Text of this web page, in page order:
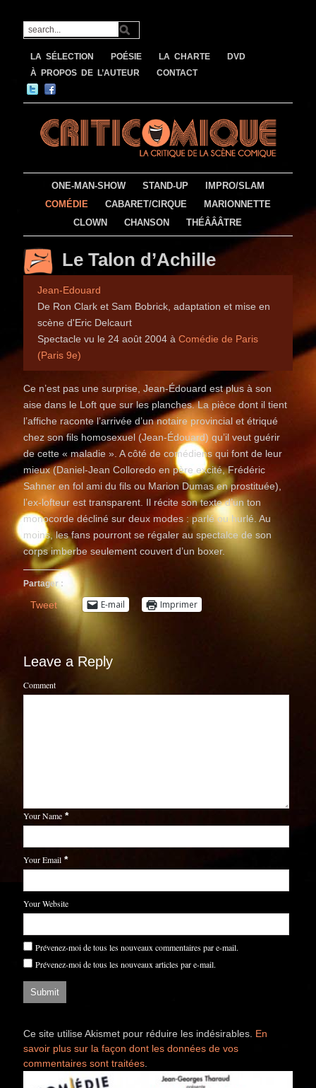
LA SÉLECTION POÉSIE LA CHARTE
DVD
À PROPOS DE L’AUTEUR
CONTACT
ONE-MAN-SHOW STAND-UP
IMPRO/SLAM
COMÉDIE
CABARET/CIRQUE
MARIONNETTE
CLOWN
CHANSON THÉÂÂÂTRE
Le Talon d’Achille
Jean-Edouard
De Ron Clark et Sam Bobrick, adaptation et mise en
scène d'Eric Delcaurt
Spectacle vu le 24 août 2004 àComédie de Paris
(Paris 9e)
Ce n’est pas une surprise, Jean-Édouard est plus à son
aise dans le Loft que sur les planches. La pièce dont il tient
l’affiche raconte l’arrivée d’un notaire provincial et étriqué
chez son fils homosexuel (Jean-Édouard) qu’il veut guérir
de cette « maladie ». A côté de comédiens qui font de leur
mieux (Daniel-Jean Colloredo en père excité, Frédéric
Sahner en fol ami du fils ou Marion Dumas en prostituée),
l’ex-lofteur est transparent. Il récite son texte d’un ton
monocorde décliné sur deux modes : parlé ou hurlé. Au
moins, les fans pourront se régaler au spectalce de son
corps imberbe seulement couvert d’un boxer.
Partager :
Tweet E-mail Imprimer
Leave a Reply
Comment
Your Name *
Your Email *
Your Website
Prévenez-moi de tous les nouveaux commentaires par e-mail.
Prévenez-moi de tous les nouveaux articles par e-mail.
Ce site utilise Akismet pour réduire les indésirables. En
savoir plus sur la façon dont les données de vos
commentaires sont traitées